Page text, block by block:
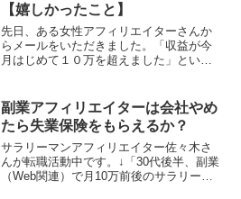
【嬉しかったこと】
先日、ある女性アフィリエイターさんか
らメールをいただきました。「収益が今
月はじめて１０万を超えました」という
たいになってるけど大丈夫なのだろう
か）２０１４年の１０月頃に...
副業アフィリエイターは会社やめ
たら失業保険をもらえるか？
サラリーマンアフィリエイター佐々木さ
んが転職活動中です。↓「30代後半、副業
（Web関連）で月10万前後のサラリーマ